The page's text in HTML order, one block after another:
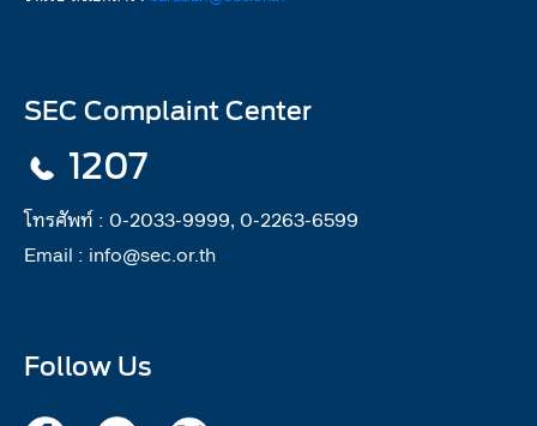
SEC Complaint Center
1207
โทรศัพท์ : 0-2033-9999, 0-2263-6599
Email : info@sec.or.th
Follow Us